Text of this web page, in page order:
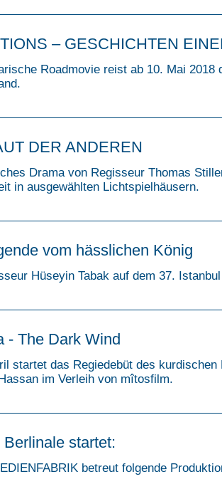
– GESCHICHTEN
Roadmovie reist ab 10. Mai 2018
.
DER ANDEREN
Drama von Regisseur Thomas
in ausgewählten Lichtspielhäusern.
vom hässlichen König
Hüseyin Tabak auf dem 37.
- The Dark Wind
startet das Regiedebüt des kurdischen
im Verleih von mîtosfilm.
Berlinale startet:
betreut folgende